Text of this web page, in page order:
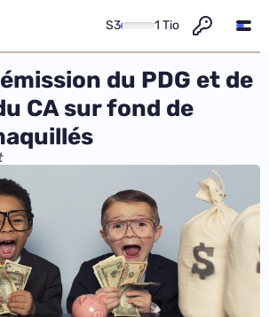
S3 1 Tio
du PDG et de
CA sur fond de